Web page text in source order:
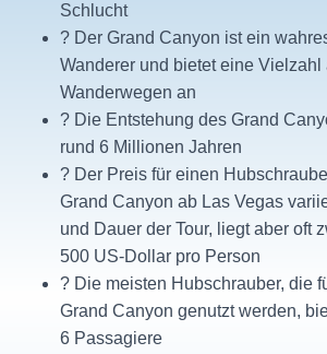
Schlucht
? Der Grand Canyon ist ein
Wanderer und bietet eine
Wanderwegen an
? Die Entstehung des Grand
rund 6 Millionen Jahren
? Der Preis für einen
Grand Canyon ab Las Vegas
und Dauer der Tour, liegt aber oft
500 US-Dollar pro Person
? Die meisten Hubschrauber, die
Grand Canyon genutzt werden,
6 Passagiere